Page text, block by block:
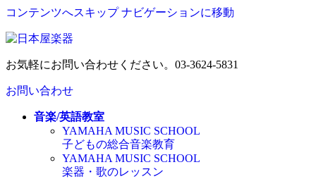
コンテンツへスキップ ナビゲーションに移動
お気軽にお問い合わせください。 03-3624-5831
お問い合わせ
音楽/英語教室
YAMAHA MUSIC SCHOOL
子どもの総合音楽教育
YAMAHA MUSIC SCHOOL
楽器・歌のレッスン